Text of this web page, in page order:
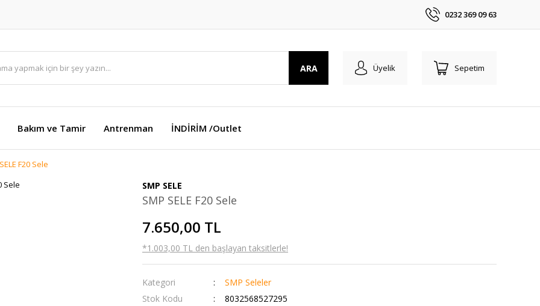
0232 369 09 63
ARA Üyelik Sepetim
Bakım ve Tamir Antrenman İNDİRİM /Outlet
F20 Sele
SMP SELE
SMP SELE F20 Sele
7.650,00 TL
*1.003,00 TL den başlayan taksitlerle!
Kategori
SMP Seleler
Stok Kodu
8032568527295